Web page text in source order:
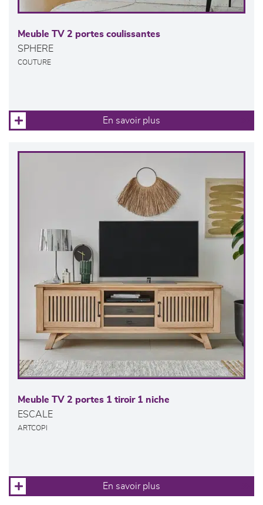
Meuble TV 2 portes coulissantes
SPHERE
COUTURE
En savoir plus
Meuble TV 2 portes 1 tiroir 1 niche
ESCALE
ARTCOPI
En savoir plus